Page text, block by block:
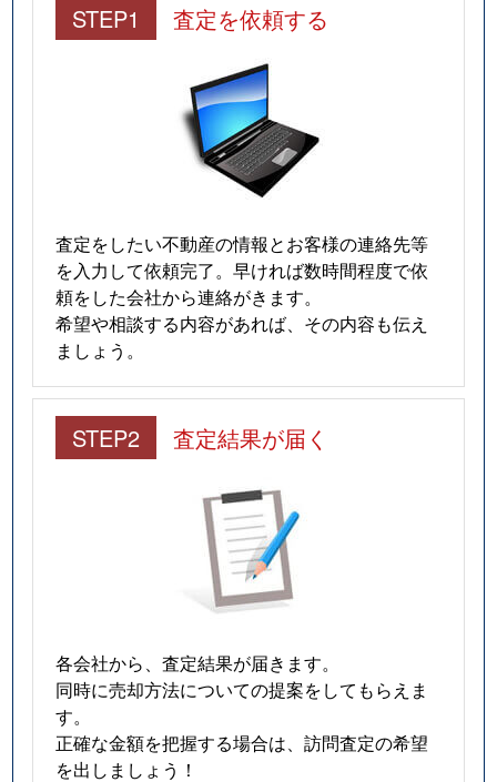
STEP1 査定を依頼する
査定をしたい不動産の情報とお客様の連絡先等
を入力して依頼完了。早ければ数時間程度で依
頼をした会社から連絡がきます。
希望や相談する内容があれば、その内容も伝え
ましょう。
STEP2 査定結果が届く
各会社から、査定結果が届きます。
同時に売却方法についての提案をしてもらえま
す。
正確な金額を把握する場合は、訪問査定の希望
を出しましょう！